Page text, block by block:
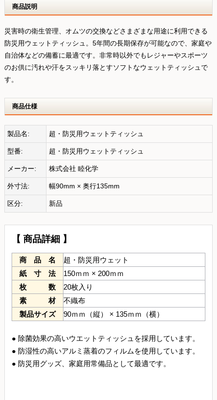
商品説明
災害時の衛生管理、オムツの交換などさまざまな用途に利用できる
防災用ウェットティッシュ。5年間の長期保存が可能なので、家庭や
自治体などの備蓄に最適です。非常時以外でもレジャーやスポーツ
のお供に汚れや汗をスッキリ落とすソフトなウェットティッシュで
す。
商品仕様
製品名: 超・防災用ウェットティッシュ
型番: 超・防災用ウェットティッシュ
メーカー: 株式会社 睦化学
外寸法: 幅90mm × 奥行135mm
区分: 新品
【 商品詳細 】
商 品 名
超・防災用ウェット
紙 寸 法
150ｍｍ × 200ｍｍ
枚 数
20枚入り
素 材
不織布
製品サイズ
90ｍｍ（縦） × 135ｍｍ（横）
● 除菌効果の高いウエットティッシュを採用しています。
● 防湿性の高いアルミ蒸着のフィルムを使用しています。
● 防災用グッズ、家庭用常備品として最適です。